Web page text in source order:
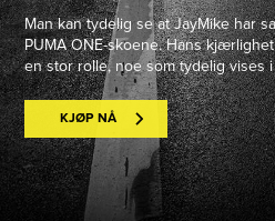
Man kan tydelig se at JayMike har
PUMA ONE-skoene. Hans
en stor rolle, noe som tydelig vises
KJØP NÅ